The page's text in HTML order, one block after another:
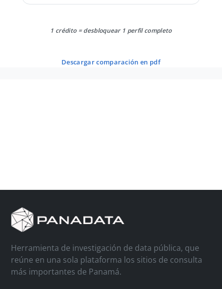
1 crédito = desbloquear 1 perfil completo
descargar comparación en pdf
Herramienta de investigación de data pública, que
reúne en una sola plataforma los sitios de consulta
más importantes de Panamá.